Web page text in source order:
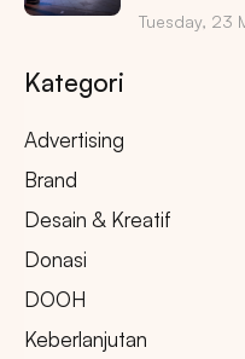
Tuesday, 23
Kategori
Advertising
Brand
Desain & Kreatif
Donasi
DOOH
Keberlanjutan